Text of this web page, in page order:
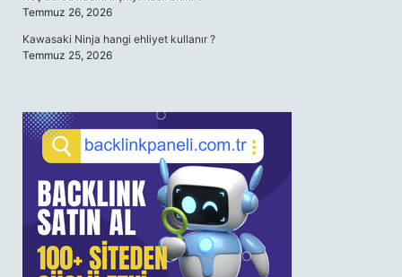
Temmuz 26, 2026
Kawasaki Ninja hangi ehliyet kullanır ?
Temmuz 25, 2026